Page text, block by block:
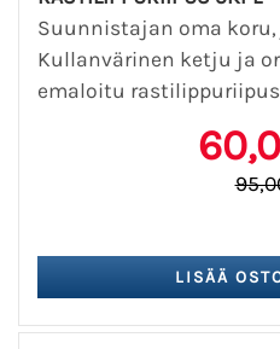
Suunnistajan oma koru,
Kullanvärinen ketju ja
emaloitu